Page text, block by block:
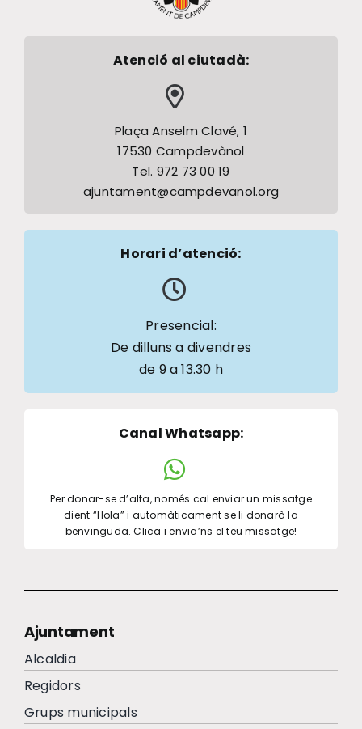
Atenció al ciutadà:
Plaça Anselm Clavé, 1
17530 Campdevànol
Tel. 972 73 00 19
ajuntament@campdevanol.org
Horari d’atenció:
Presencial:
De dilluns a divendres
de 9 a 13.30 h
Canal Whatsapp:
Per donar-se d’alta, només cal enviar un missatge
dient “Hola” i automàticament se li donarà la
benvinguda. Clica i envia’ns el teu missatge!
Ajuntament
Alcaldia
Regidors
Grups municipals